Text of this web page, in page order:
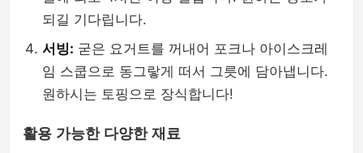
되길 기다립니다.
서빙: 굳은 요거트를 꺼내어 포크나 아이스크레
임 스쿱으로 동그랗게 떠서 그릇에 담아냅니다.
원하시는 토핑으로 장식합니다!
활용 가능한 다양한 재료